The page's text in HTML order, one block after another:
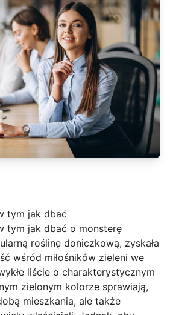
tym jak dbać
tym jak dbać o monsterę
roślinę doniczkową, zyskała
wśród miłośników zieleni we
liście o charakterystycznym
zielonym kolorze sprawiają,
mieszkania, ale także